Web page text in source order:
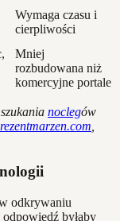
Wymaga czasu i
cierpliwości
Mniej
rozbudowana niż
komercyjne portale
noclegów
odkrywaniu
byłaby